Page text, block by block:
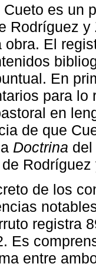
es un
Rodríguez
obra. El
En
para
en
de que
Doctrina
Rodríguez
de los
registra
Es
entre